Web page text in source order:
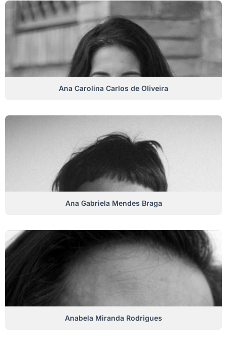
Ana Carolina Carlos de Oliveira
Ana Gabriela Mendes Braga
Anabela Miranda Rodrigues